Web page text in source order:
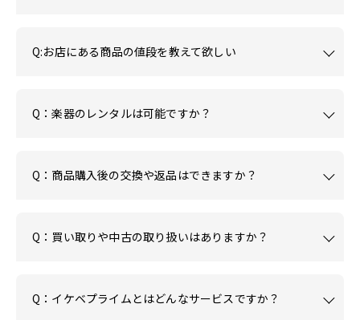
Q:お店にある商品の値段を教えて欲しい
Q：楽器のレンタルは可能ですか？
Q：商品購入後の交換や返品はできますか？
Q：買い取りや中古の取り扱いはありますか？
Q：イケベプライムとはどんなサービスですか？